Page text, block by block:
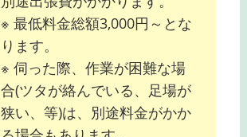
※ 最低料金総額3,000円～とな
ります。
※ 伺った際、作業が困難な場
合(ツタが絡んでいる、足場が
狭い、等)は、別途料金がかか